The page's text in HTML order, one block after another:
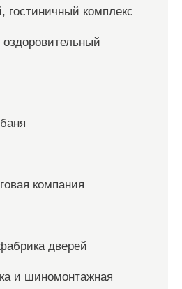
гостиничный комплекс
компания
дверей
и шиномонтажная